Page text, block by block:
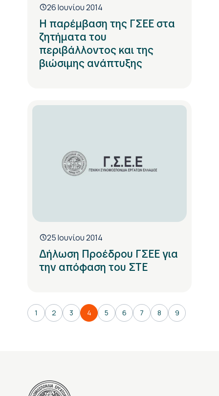
26 Ιουνίου 2014
Η παρέμβαση της ΓΣΕΕ στα
ζητήματα του
περιβάλλοντος και της
βιώσιμης ανάπτυξης
25 Ιουνίου 2014
Δήλωση Προέδρου ΓΣΕΕ για
την απόφαση του ΣΤΕ
1 2 3 4 5 6 7 8 9